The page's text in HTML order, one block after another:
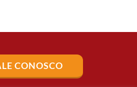
CONOSCO